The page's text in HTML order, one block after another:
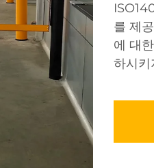
를 제
에 대
하시키